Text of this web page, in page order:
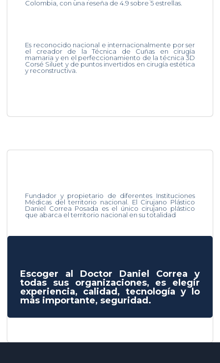
Colombia, con una reseña de 4.9 sobre 5 estrellas.
Es reconocido nacional e internacionalmente por ser
el creador de la Técnica de Cuñas en cirugía
mamaria y en el perfeccionamiento de la técnica 3D
Corsé Siluet y de puntos invertidos en cirugía estética
y reconstructiva.
Fundador y propietario de diferentes Instituciones
Médicas del territorio nacional. El Cirujano Plástico
Daniel Correa Posada es el único cirujano plástico
que abarca el territorio nacional en su totalidad
Escoger al Doctor Daniel Correa y
todas sus organizaciones, es elegir
experiencia, calidad, tecnología y lo
más importante, seguridad.